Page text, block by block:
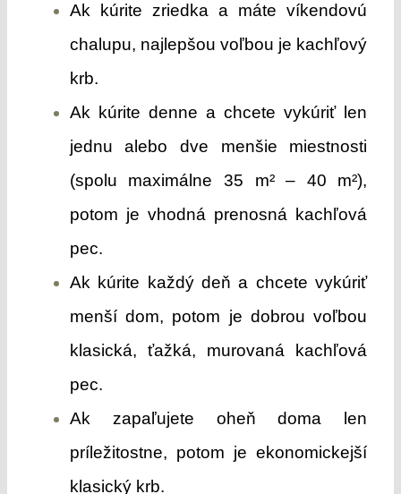
Ak kúrite zriedka a máte víkendovú
chalupu, najlepšou voľbou je kachľový
krb.
Ak kúrite denne a chcete vykúriť len
jednu alebo dve menšie miestnosti
(spolu maximálne 35 m² – 40 m²),
potom je vhodná prenosná kachľová
pec.
Ak kúrite každý deň a chcete vykúriť
menší dom, potom je dobrou voľbou
klasická, ťažká, murovaná kachľová
pec.
Ak zapaľujete oheň doma len
príležitostne, potom je ekonomickejší
klasický krb.